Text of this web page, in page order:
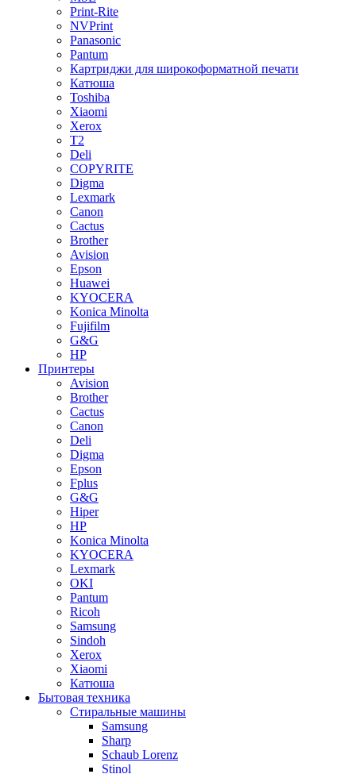
Print-Rite
NVPrint
Panasonic
Pantum
Картриджи для широкоформатной печати
Катюша
Toshiba
Xiaomi
Xerox
T2
Deli
COPYRITE
Digma
Lexmark
Canon
Cactus
Brother
Avision
Epson
Huawei
KYOCERA
Konica Minolta
Fujifilm
G&G
HP
Принтеры
Avision
Brother
Cactus
Canon
Deli
Digma
Epson
Fplus
G&G
Hiper
HP
Konica Minolta
KYOCERA
Lexmark
OKI
Pantum
Ricoh
Samsung
Sindoh
Xerox
Xiaomi
Катюша
Бытовая техника
Стиральные машины
Samsung
Sharp
Schaub Lorenz
Stinol